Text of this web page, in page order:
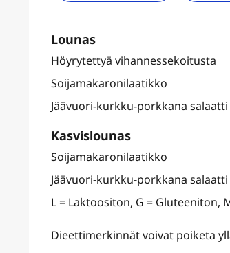
Lounas
Höyrytettyä vihannessekoitusta
Soijamakaronilaatikko
Jäävuori-kurkku-porkkana salaatti
Kasvislounas
Soijamakaronilaatikko
Jäävuori-kurkku-porkkana salaatti
L = Laktoositon, G = Gluteeniton,
Dieettimerkinnät voivat poiketa